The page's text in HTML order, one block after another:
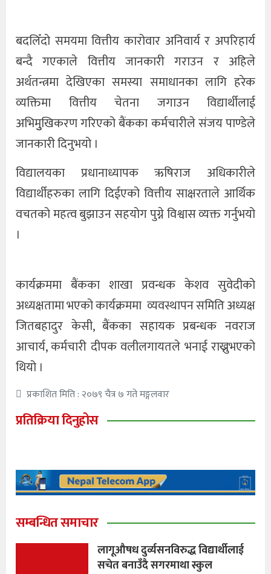
बदलिँदो समयमा वित्तीय कारोवार अनिवार्य र अपरिहार्य
बन्दै गएकाले वित्तीय जानकारी गराउन र अहिले
अर्थतन्त्रमा देखिएका समस्या समाधानका लागि हरेक
व्यक्तिमा वित्तीय चेतना जगाउन विद्यार्थीलाई
अभिमुुखिकरण गरिएको बैंकका कर्मचारीले संजय पाण्डेले
जानकारी दिनुभयो ।
विद्यालयका प्रधानाध्यापक ऋषिराज अधिकारीले
विद्यार्थीहरुका लागि दिईएको वित्तीय साक्षरताले आर्थिक
वचतको महत्व बुझाउन सहयोग पुग्ने विश्वास व्यक्त गर्नुभयो
।
कार्यक्रममा बैंकका शाखा प्रवन्धक केशव सुवेदीको
अध्यक्षतामा भएको कार्यक्रममा व्यवस्थापन समिति अध्यक्ष
जितबहादुर केसी, बैंकका सहायक प्रबन्धक नवराज
आचार्य, कर्मचारी दीपक वलीलगायतले भनाई राख्नुभएको
थियो ।
प्रकाशित मिति : २०७९ चैत्र ७ गते मङ्गलवार
प्रतिक्रिया दिनुहोस
सम्बन्धित समाचार
लागूऔषध दुर्व्यसनविरुद्ध विद्यार्थीलाई
सचेत बनाउँदै सगरमाथा स्कुल